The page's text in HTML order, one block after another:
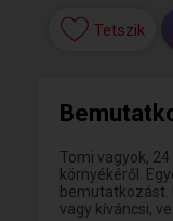
Tetszik
Tomi vagyok,
környékéről.
bemutatkozást.
vagy kíváncsi,